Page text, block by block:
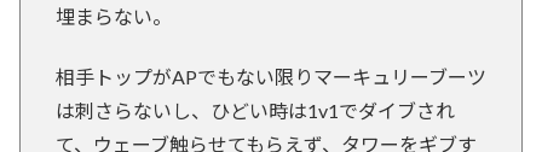
埋まらない。
相手トップがAPでもない限りマーキュリーブーツ
は刺さらないし、ひどい時は1v1でダイブされ
て、ウェーブ触らせてもらえず、タワーをギブす